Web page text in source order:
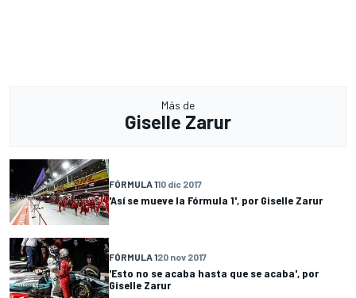
Más de
Giselle Zarur
FÓRMULA 110 dic 2017
'Así se mueve la Fórmula 1', por Giselle Zarur
FÓRMULA 120 nov 2017
'Esto no se acaba hasta que se acaba', por
Giselle Zarur